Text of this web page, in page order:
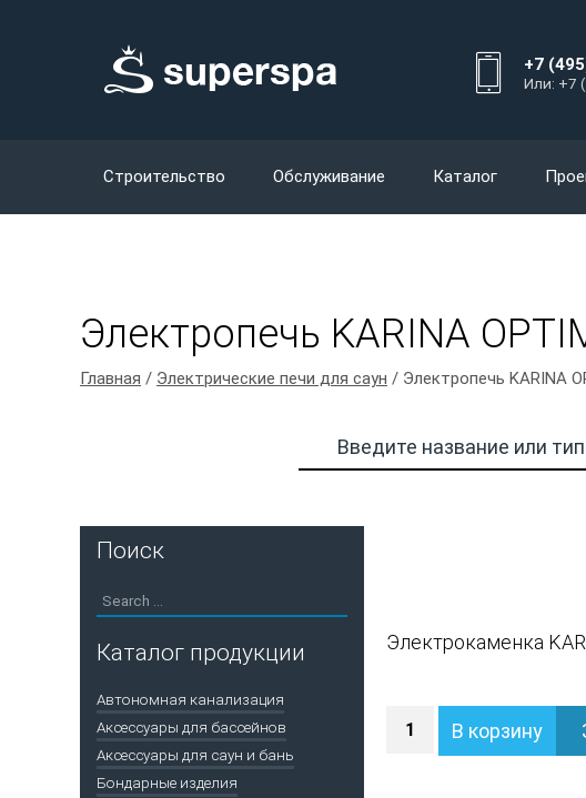
+7
Или: +7
Строительство Обслуживание Каталог
Электропечь KARINA
Главная / Электрические печи для саун / Электропечь KARINA
Электрокаменка
Электропечь
KARINA
В корзину
Поиск
Каталог продукции
Автономная канализация
Аксессуары для бассейнов
Аксессуары для саун и бань
Бондарные изделия